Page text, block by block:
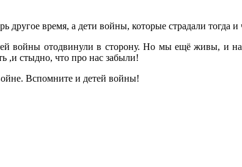
время, а дети войны, которые страдали тогда
войны отодвинули в сторону. Но мы ещё живы, и
,и стыдно, что про нас забыли!
Вспомните и детей войны!